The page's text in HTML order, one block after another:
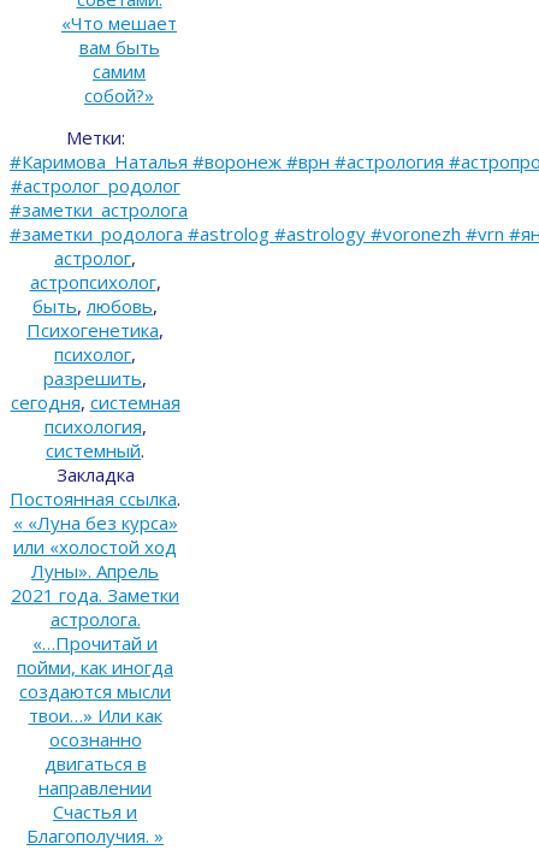
«Что мешает
вам быть
самим
собой?»
Метки:
#Каримова_Наталья #воронеж #врн #астрология
#астролог_родолог
#заметки_астролога
#заметки_родолога #astrolog #astrology #voronezh #vrn
астролог,
астропсихолог,
быть,любовь,
Психогенетика,
психолог,
разрешить,
сегодня, системная
психология,
системный.
Закладка
Постоянная ссылка.
««Луна без курса»
или «холостой ход
Луны». Апрель
2021 года. Заметки
астролога.
«…Прочитай и
пойми, как иногда
создаются мысли
твои…» Или как
осознанно
двигаться в
направлении
Счастья и
Благополучия. »